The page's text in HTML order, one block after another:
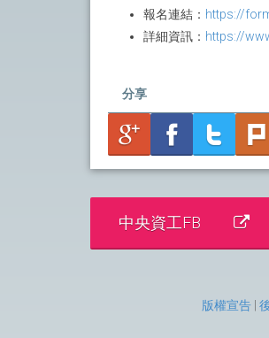
報名連結： https://
詳細資訊： https://
分享
中央資工FB
版權宣告